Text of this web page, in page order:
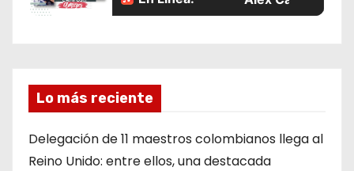
s
Lo más reciente
Delegación de 11 maestros colombianos llega al
Reino Unido: entre ellos, una destacada